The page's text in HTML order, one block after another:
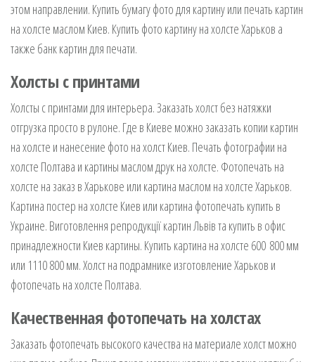
этом направлении. Купить бумагу фото для картину или печать картин
на холсте маслом Киев. Купить фото картину на холсте Харьков а
также банк картин для печати.
Холсты с принтами
Холсты с принтами для интерьера. Заказать холст без натяжки
отгрузка просто в рулоне. Где в Киеве можно заказать копии картин
на холсте и нанесение фото на холст Киев. Печать фотографии на
холсте Полтава и картины маслом друк на холсте. Фотопечать на
холсте на заказ в Харькове или картина маслом на холсте Харьков.
Картина постер на холсте Киев или картина фотопечать купить в
Украине. Виготовлення репродукції картин Львів та купить в офис
принадлежности Киев картины. Купить картина на холсте 600 800 мм
или 1110 800 мм. Холст на подрамнике изготовление Харьков и
фотопечать на холсте Полтава.
Качественная фотопечать на холстах
Заказать фотопечать высокого качества на материале холст можно